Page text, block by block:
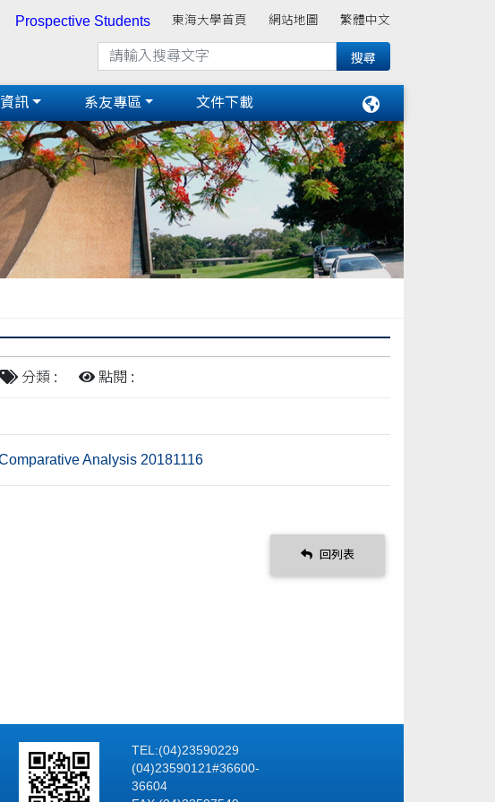
Prospective Students 東海大學首頁 網站地圖 繁體中文
訊 系友專區 文件下載
分類 : 點閱 :
Analysis 20181116
回列表
TEL:(04)23590229
(04)23590121#36600-
36604